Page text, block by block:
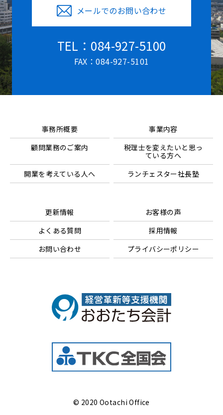
メールでのお問い合わせ
TEL：084-927-5100
FAX：084-927-5101
事務所概要
事業内容
顧問業務のご案内
税理士を変えたいと思っ
ている方へ
開業を考えている人へ
ランチェスター社長塾
更新情報
お客様の声
よくある質問
採用情報
お問い合わせ
プライバシーポリシー
© 2020 Ootachi Office